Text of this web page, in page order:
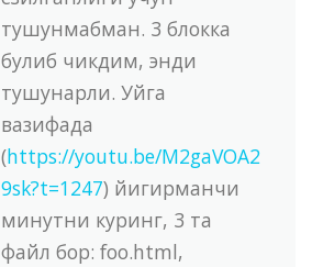
тушунмабман. 3 блокка
булиб чикдим, энди
тушунарли. Уйга
вазифада
(https://youtu.be/M2gaVOA2
9sk?t=1247) йигирманчи
минутни куринг, 3 та
файл бор: foo.html,